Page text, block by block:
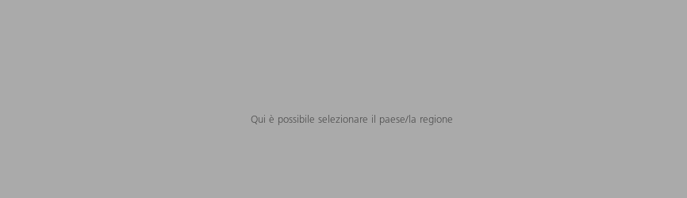
Qui è possibile selezionare il paese/la regione